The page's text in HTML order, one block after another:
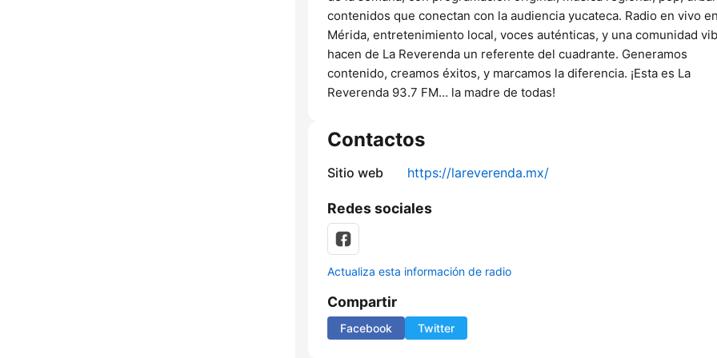
contenidos que conectan con la audiencia yucateca. Radio en vivo en
Mérida, entretenimiento local, voces auténticas, y una comunidad
hacen de La Reverenda un referente del cuadrante. Generamos
contenido, creamos éxitos, y marcamos la diferencia. ¡Esta es La
Reverenda 93.7 FM… la madre de todas!
Contactos
Sitio web https://lareverenda.mx/
Redes sociales
Actualiza esta información de radio
Compartir
Facebook Twitter